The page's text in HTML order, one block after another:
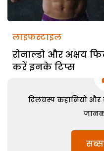
लाइफस्टाइल
रोनाल्डो और अक्षय
करें इनके टिप्स
दिलचस्प कहानियों